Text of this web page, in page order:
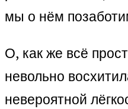
мы о нём
О, как же всё
невольно
невероятной